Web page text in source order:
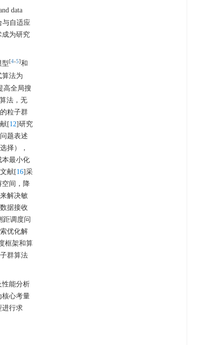
data
与自适应
成为研究
型[4-5]和
算法为
高全局搜
法，无
粒子群
[12]研究
题表述
择），
本最小化
献[16]采
空间，降
解决敏
据接收
距调度问
优化解
框架和算
群算法
性能分析
核心考量
进行求